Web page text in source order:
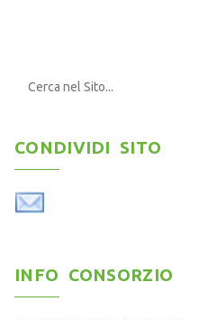
CONDIVIDI SITO
INFO CONSORZIO